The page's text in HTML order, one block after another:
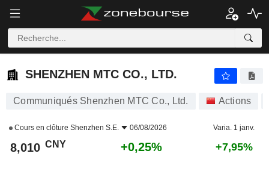
SHENZHEN MTC CO., LTD.
SHENZHEN MTC CO., LTD.
Communiqués Shenzhen MTC Co., Ltd. Actions
Cours en clôture Shenzhen S.E. 06/08/2026 Varia. 1 janv.
8,010 CNY +0,25% +7,95%